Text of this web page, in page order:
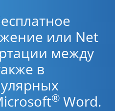
или Net
между
в
® Word.